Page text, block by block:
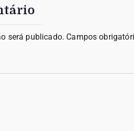
será publicado. Campos